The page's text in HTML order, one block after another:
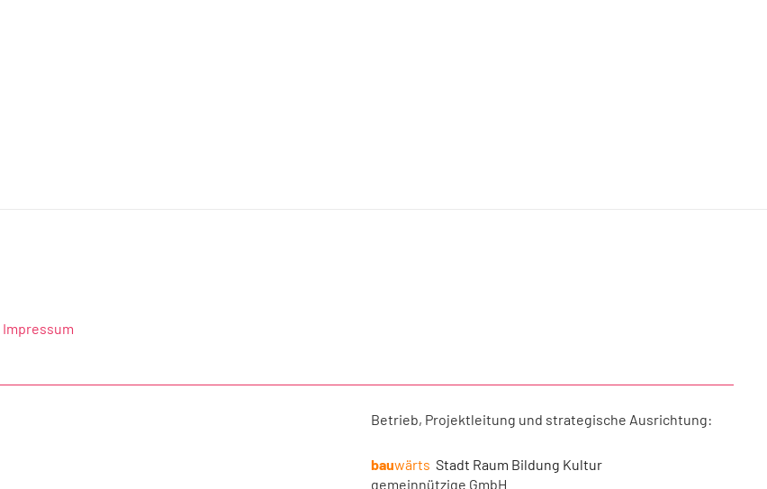
Impressum
Betrieb, Projektleitung und strategische Ausrichtung:
bauwärts Stadt Raum Bildung Kultur
gemeinnützige GmbH